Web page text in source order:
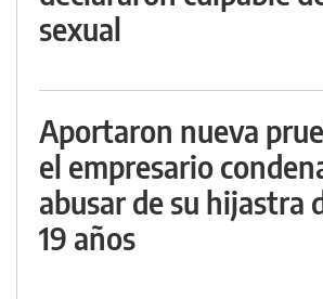
sexual
Aportaron nueva
el empresario
abusar de su hijastra
19 años